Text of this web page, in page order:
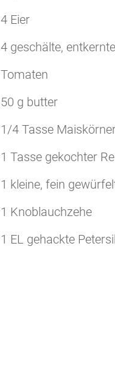
4 Eier
4 geschälte,
Tomaten
50 g butter
1/4 Tasse
1 Tasse gekochter
1 kleine, fein
1 Knoblauchzehe
1 EL gehackte